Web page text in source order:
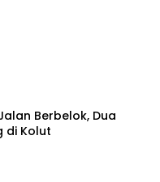
Berbelok, Dua
di Kolut